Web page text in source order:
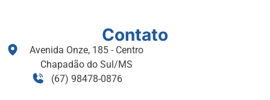
Contato
Avenida Onze, 185 - Centro
Chapadão do Sul/MS
(67) 98478-0876